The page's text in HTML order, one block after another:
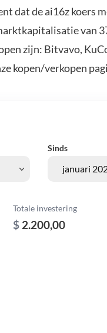
dat de ai16z koers
van
zijn: Bitvavo,
kopen/verkopen
Sinds
Totale investering
$ 2.200,00